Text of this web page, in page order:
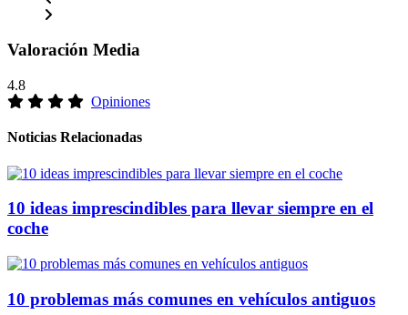
Valoración Media
4.8
Opiniones
Noticias Relacionadas
10 ideas imprescindibles para llevar siempre en el
coche
10 problemas más comunes en vehículos antiguos